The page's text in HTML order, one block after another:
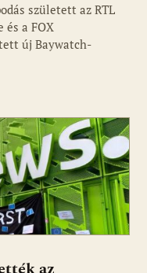
született az RTL
és a FOX
új Baywatch-